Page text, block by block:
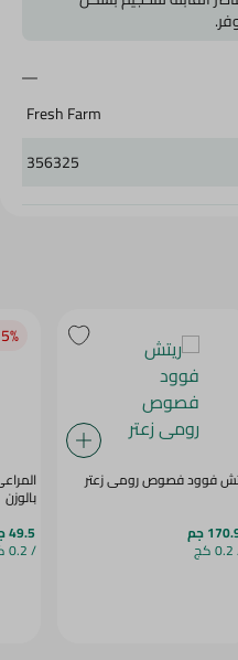
Fresh Farm
356325
فوود فصوص رومى زعتر
جم
بالوزن
49.5 جم
/ 0.2 كج